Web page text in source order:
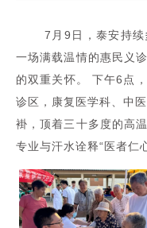
7月9日，泰安持续多
一场满载温情的惠民义
的双重关怀。 下午6点
诊区，康复医学科、中
褂，顶着三十多度的高
专业与汗水诠释“医者仁